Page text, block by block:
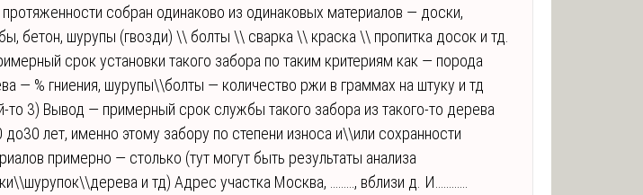
протяженности собран одинаково из одинаковых материалов — доски,
бетон, шурупы (гвозди) \\ болты \\ сварка \\ краска \\ пропитка досок и тд.
срок установки такого забора по таким критериям как — порода
— % гниения, шурупы\\болты — количество ржи в граммах на штуку и тд
то 3) Вывод — примерный срок службы такого забора из такого-то дерева
до30 лет, именно этому забору по степени износа и\\или сохранности
примерно — столько (тут могут быть результаты анализа
и тд) Адрес участка Москва, ………, вблизи д. И…………